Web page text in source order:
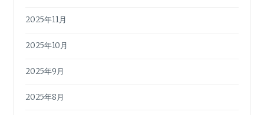
2025年11月
2025年10月
2025年9月
2025年8月